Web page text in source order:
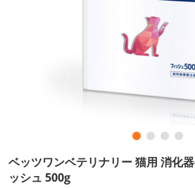
ベッツワンベテリナリー 猫用 消化
ッシュ 500g